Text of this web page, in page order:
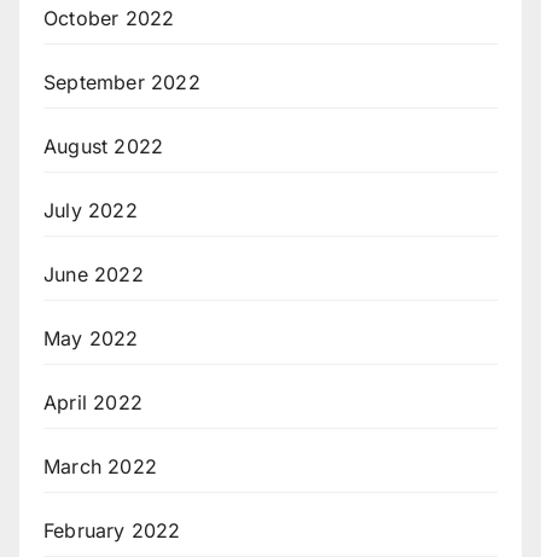
October 2022
September 2022
August 2022
July 2022
June 2022
May 2022
April 2022
March 2022
February 2022